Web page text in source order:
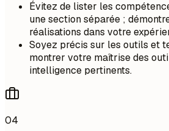
Évitez de lister les
une section séparée ;
réalisations dans votre
Soyez précis sur les outils et
montrer votre maîtrise des
intelligence pertinents.
04